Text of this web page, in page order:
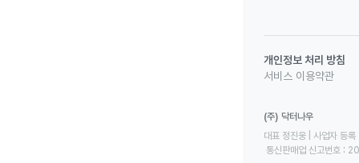
개인정보 처리 방침
서비스 이용약관
(주) 닥터나우
대표 정진웅 | 사업자
통신판매업 신고번호